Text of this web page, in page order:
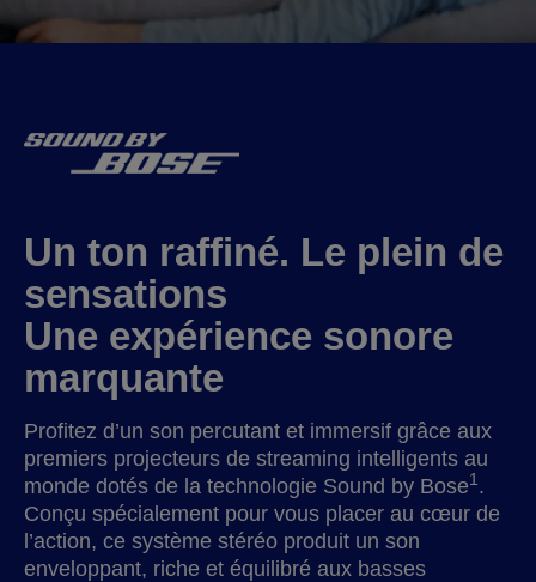
Un ton raffiné. Le plein de
sensations
Une expérience sonore
marquante
Profitez d’un son percutant et immersif grâce aux
premiers projecteurs de streaming intelligents au
monde dotés de la technologie Sound by Bose1 .
Conçu spécialement pour vous placer au cœur de
l’action, ce système stéréo produit un son
enveloppant, riche et équilibré aux basses